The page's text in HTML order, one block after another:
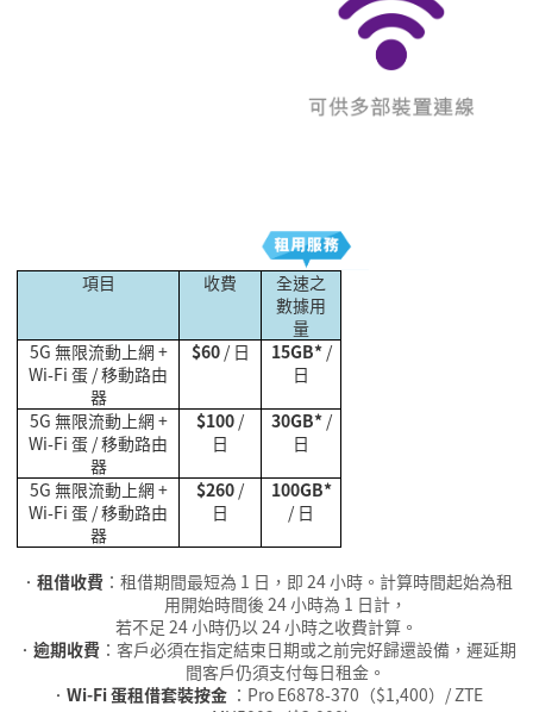
項目 收費
全速之
數據用
量
5G 無限流動上網 +
Wi-Fi 蛋 / 移動路由
器
$60 / 日 15GB* /
日
5G 無限流動上網 +
Wi-Fi 蛋 / 移動路由
器
$100 /
日
30GB* /
日
5G 無限流動上網 +
Wi-Fi 蛋 / 移動路由
器
$260 /
日
100GB*
/ 日
• 租借收費 ：租借期間最短為 1 日，即 24小時 。計算時間起始為租
用開始時間後 24小時為 1 日計，
若不足 24小時仍以 24小時之收費計算。
• 逾期收費 ：客戶必須在指定結束日期或之前完好歸還設備，遲延期
間客戶仍須支付每日租金。
• Wi-Fi蛋租借套裝按金 ： Pro E6878-370（$1,400）/ ZTE